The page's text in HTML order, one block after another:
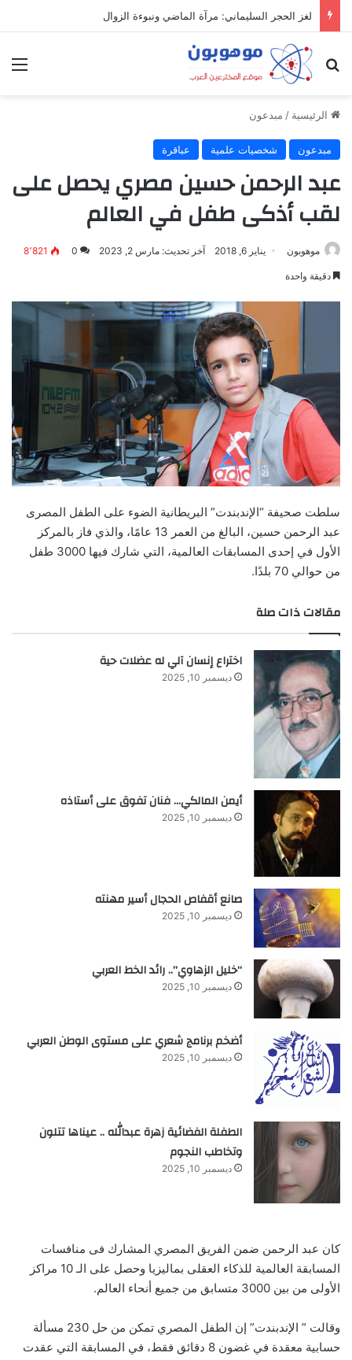
لغز الحجر السليماني: مرآة الماضي ونبوءة الزوال
بحث عن
الرئيسية / مبدعون
مبدعون شخصيات علمية عباقرة
عبد الرحمن حسين مصري يحصل على
لقب أذكى طفل في العالم
موهوبون يناير 6, 2018 آخر تحديث: مارس 2, 2023 0 8٬821
دقيقة واحدة
سلطت صحيفة “الإندبندت” البريطانية الضوء على الطفل المصرى
عبد الرحمن حسين، البالغ من العمر 13 عامًا، والذي فاز بالمركز
الأول في إحدى المسابقات العالمية، التي شارك فيها 3000 طفل
من حوالي 70 بلدًا.
مقالات ذات صلة
اختراع إنسان آلي له عضلات حية
ديسمبر 10, 2025
أيمن المالكي… فنان تفوق على أستاذه
ديسمبر 10, 2025
صانع أقفاص الحجال أسير مهنته
ديسمبر 10, 2025
“خليل الزهاوي”.. رائد الخط العربي
ديسمبر 10, 2025
أضخم برنامج شعري على مستوى الوطن العربي
ديسمبر 10, 2025
الطفلة الفضائية زهرة عبدالله .. عيناها تتلون
وتخاطب النجوم
ديسمبر 10, 2025
كان عبد الرحمن ضمن الفريق المصري المشارك فى منافسات
المسابقة العالمية للذكاء العقلى بماليزيا وحصل على الـ 10 مراكز
الأولى من بين 3000 متسابق من جميع أنحاء العالم.
وقالت ” الإندبندت” إن الطفل المصري تمكن من حل 230 مسألة
حسابية معقدة في غضون 8 دقائق فقط، في المسابقة التي عقدت